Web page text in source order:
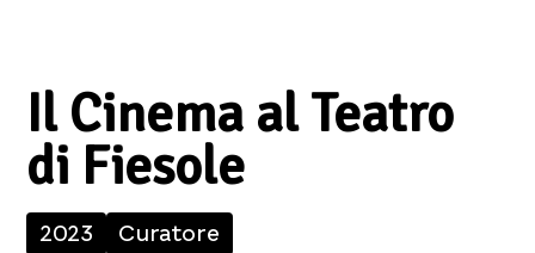
Il Cinema al Teatro
di Fiesole
2023 Curatore